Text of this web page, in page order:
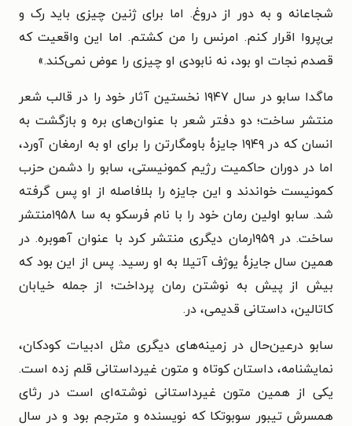
شجاعانه و به دور از دروغ. اما برای ژنین چیزی باید رک و
بی‌پروا اقرار کنم. امرنس را من کشتم. اما این واقعیت که
قصدم نجات او بود، نه نابودی او چیزی را عوض نمی‌کند.»
ماگدا سابو در سال ۱۹۴۷ نخستین آثار خود را در قالب شعر
منتشر ساخت؛ دو دفتر شعر با عنوان‌های بره و بازگشت به
انسان که در ۱۹۴۹ جایزۀ باومگارتن را برای او به ارمغان آورد،
اما در دوران حاکمیت رژیم کمونیستی، سابو را دشمن حزب
کمونیست خواندند و این جایزه را بلافاصله از او پس گرفته
شد. سابو اولین رمان خود را با نام فرسکو به سا ۱۹۵۸منتشر
ساخت. در ۱۹۵۹رمان دیگری منتشر کرد با عنوان آهوبره. در
همین سال جایزۀ یوژف آتیلا به او رسید. پس از این بود که
بیش از پیش به نوشتن رمان پرداخت؛ از جمله خیابان
کاتالین، داستانی قدیمی، در.
سابو درعین‌حال در زمینه‌های دیگری مثل ادبیات کودکان،
نمایشنامه، داستان کوتاه و متون غیرداستانی قلم زده است.
یکی از همین متون غیرداستانی نوشته‌ای است در رثای
همسرش تیبور سوبوتکا که نویسنده و مترجم بود و در سال